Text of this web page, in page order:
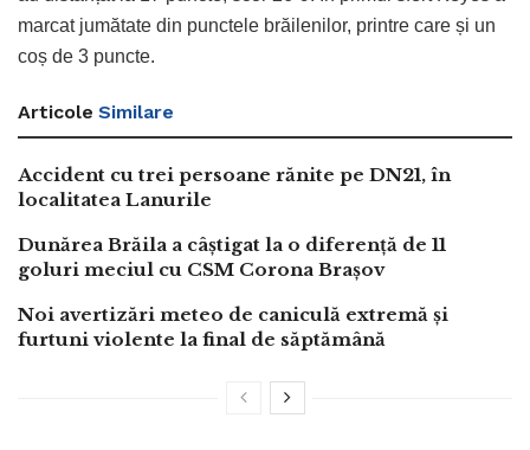
marcat jumătate din punctele brăilenilor, printre care și un
coș de 3 puncte.
Articole Similare
Accident cu trei persoane rănite pe DN21, în
localitatea Lanurile
Dunărea Brăila a câștigat la o diferență de 11
goluri meciul cu CSM Corona Brașov
Noi avertizări meteo de caniculă extremă și
furtuni violente la final de săptămână